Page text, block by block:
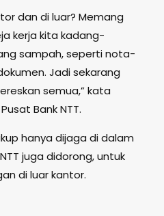
dan di luar? Memang
kerja kita kadang-
sampah, seperti nota-
Jadi sekarang
semua,” kata
Bank NTT.
hanya dijaga di dalam
juga didorong, untuk
di luar kantor.